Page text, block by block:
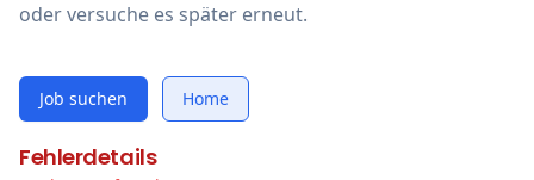
oder versuche es später erneut.
Job suchen Home
Fehlerdetails